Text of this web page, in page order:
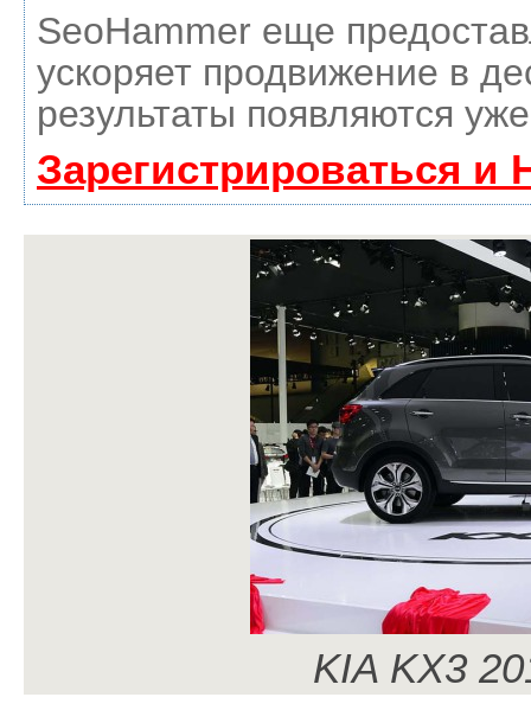
SeoHammer еще
ускоряет продвижение в
результаты появляются
Зарегистрироваться и
KIA KX3